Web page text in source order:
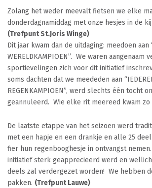
Zolang het weder meevalt fietsen we elke
donderdagnamiddag met onze hesjes in de
(Trefpunt St.Joris Winge)
Dit jaar kwam dan de uitdaging: meedoen aan
WERELDKAMPIOEN”. We waren aangenaam
sportievelingen zich voor dit initiatief
soms dachten dat we meededen aan
REGENKAMPIOEN”, werd slechts één tocht
geannuleerd. Wie elke rit meereed kwam zo
De laatste etappe van het seizoen werd
met een hapje en een drankje en alle 25
fier hun regenbooghesje in ontvangst
initiatief sterk geapprecieerd werd en
deels zal verdergezet worden! We hebben
pakken. (Trefpunt Lauwe)